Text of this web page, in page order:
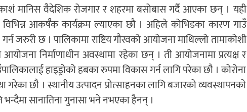
मानिस वैदेशिक रोजगार र शहरमा बसोबास गर्दै आएका छन् । यही
आकर्षँक कार्यक्रम ल्याएका छौ । अहिले कोभिडका कारण गाउँ
जरुरी छ । पालिकामा राष्टिय गौरवको आयोजना माथिल्लो तामाकोशी
निर्माणाधीन अवस्थामा रहेका छन् । ती आयोजनामा प्रत्यक्ष र
हाइड्रोको हबका रुपमा विकास गर्न लागि परेका छौ । कोरोना
छौ । स्थानीय उत्पादन प्रोत्साहनका लागि बजारको व्यवस्थापनको
सानातिना गुनासा भने नभएका हैनन् ।